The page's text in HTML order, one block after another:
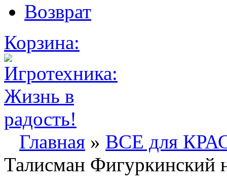
Возврат
Корзина:
Главная » ВСЕ для
Талисман Фигуркинский